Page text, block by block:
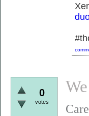
0
votes